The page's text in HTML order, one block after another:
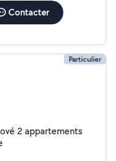
Contacter
Particulier
2 appartements